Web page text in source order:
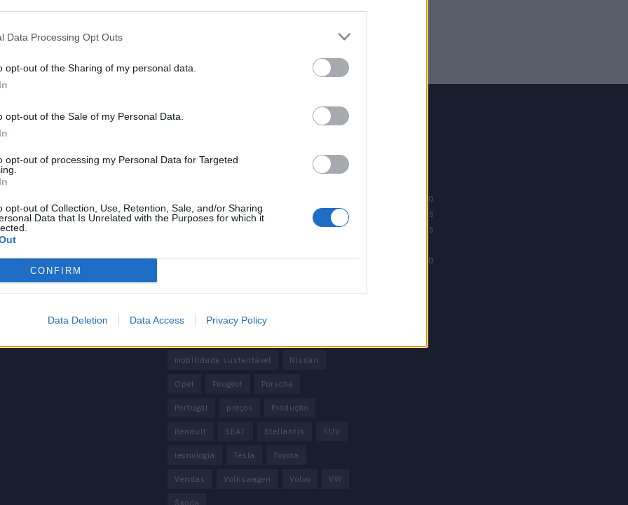
Data Processing Opt Outs
opt-out of the Sharing of my personal data.
opt-out of the Sale of my Personal Data.
opt-out of processing my Personal Data for Targeted
opt-out of Collection, Use, Retention, Sale, and/or Sharing
Data that Is Unrelated with the Purposes for which it
CONFIRM
Data Deletion Data Access Privacy Policy
importante
Privacidade
condições
Baterias
China Citröen
mobilidade sustentável Nissan
Opel Peugeot Porsche
Portugal preços Produção
Renault SEAT Stellantis SUV
tecnologia Tesla Toyota
Vendas Volkswagen Volvo VW
Škoda
Offroad moto
Revistacarros
Revistamotos
Mundonautico